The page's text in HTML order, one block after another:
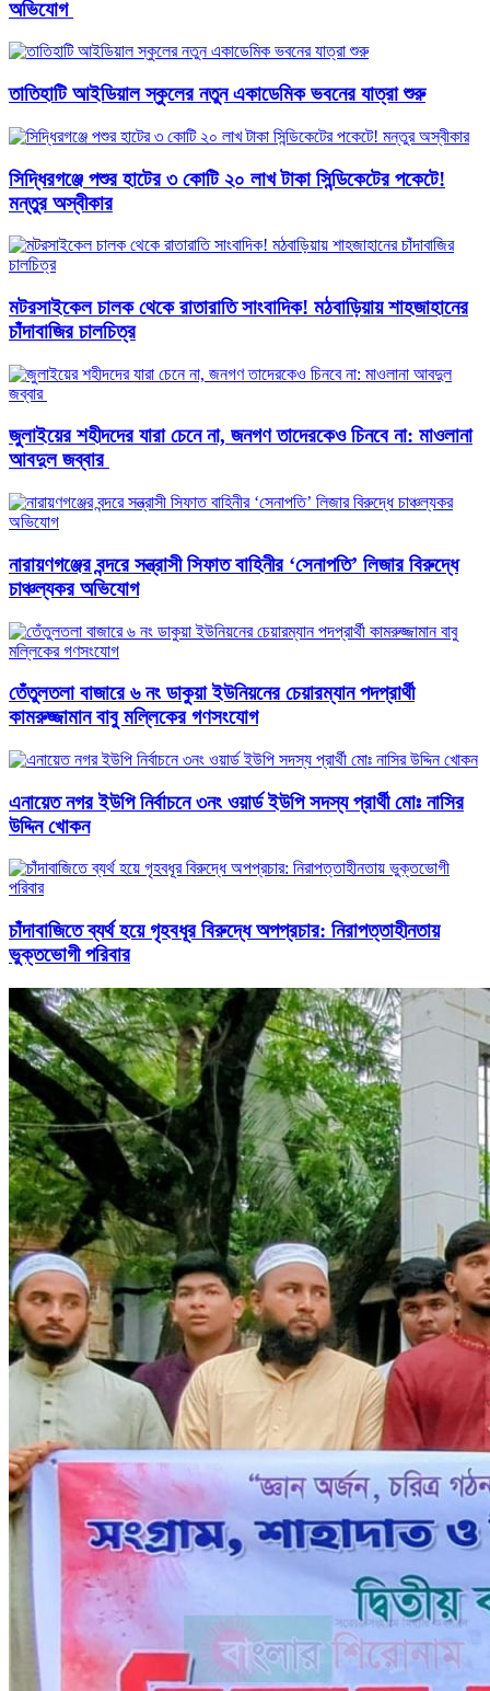
অভিযোগ ‎
তাতিহাটি আইডিয়াল স্কুলের নতুন একাডেমিক ভবনের যাত্রা শুরু
সিদ্ধিরগঞ্জে পশুর হাটের ৩ কোটি ২০ লাখ টাকা সিন্ডিকেটের পকেটে!
মন্তুর অস্বীকার
মটরসাইকেল চালক থেকে রাতারাতি সাংবাদিক! মঠবাড়িয়ায় শাহজাহানের
চাঁদাবাজির চালচিত্র
জুলাইয়ের শহীদদের যারা চেনে না, জনগণ তাদেরকেও চিনবে না: মাওলানা
আবদুল জব্বার ​
নারায়ণগঞ্জের বন্দরে সন্ত্রাসী সিফাত বাহিনীর ‘সেনাপতি’ লিজার বিরুদ্ধে
চাঞ্চল্যকর অভিযোগ
তেঁতুলতলা বাজারে ৬ নং ডাকুয়া ইউনিয়নের চেয়ারম্যান পদপ্রার্থী
কামরুজ্জামান বাবু মল্লিকের গণসংযোগ
এনায়েত নগর ইউপি নির্বাচনে ৩নং ওয়ার্ড ইউপি সদস্য প্রার্থী মোঃ নাসির
উদ্দিন খোকন
চাঁদাবাজিতে ব্যর্থ হয়ে গৃহবধূর বিরুদ্ধে অপপ্রচার: নিরাপত্তাহীনতায়
ভুক্তভোগী পরিবার